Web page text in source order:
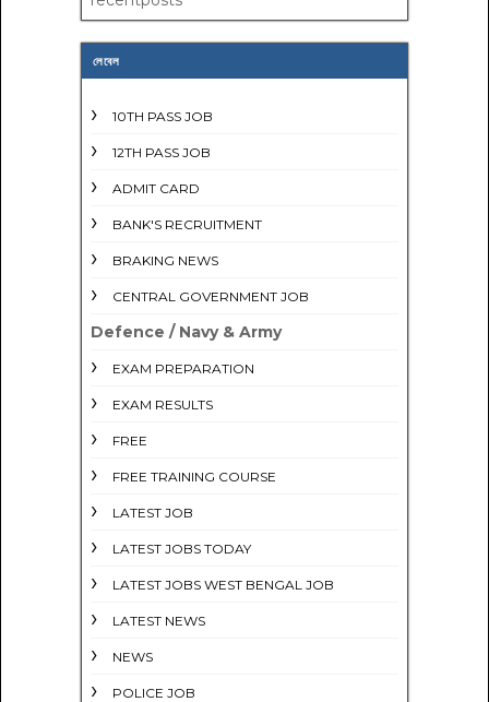
লেবেল
10TH PASS JOB
12TH PASS JOB
ADMIT CARD
BANK'S RECRUITMENT
BRAKING NEWS
CENTRAL GOVERNMENT JOB
Defence / Navy & Army
EXAM PREPARATION
EXAM RESULTS
FREE
FREE TRAINING COURSE
LATEST JOB
LATEST JOBS TODAY
LATEST JOBS WEST BENGAL JOB
LATEST NEWS
NEWS
POLICE JOB